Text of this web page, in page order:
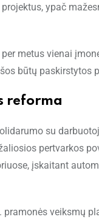
ypač
metus vienai
būtų
reforma
su
pertvarkos
įskaitant
veiksmų